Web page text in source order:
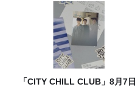
「CITY CHILL CLUB」8月7日